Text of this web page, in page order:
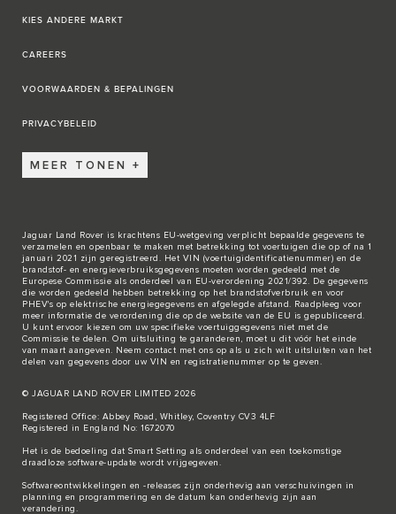
KIES ANDERE MARKT
CAREERS
VOORWAARDEN & BEPALINGEN
PRIVACYBELEID
MEER TONEN
Jaguar Land Rover is krachtens EU-wetgeving verplicht bepaalde gegevens te
verzamelen en openbaar te maken met betrekking tot voertuigen die op of na 1
januari 2021 zijn geregistreerd. Het VIN (voertuigidentificatienummer) en de
brandstof- en energieverbruiksgegevens moeten worden gedeeld met de
Europese Commissie als onderdeel van EU-verordening 2021/392. De gegevens
die worden gedeeld hebben betrekking op het brandstofverbruik en voor
PHEV's op elektrische energiegegevens en afgelegde afstand. Raadpleeg voor
meer informatie de verordening die op de website van de EU is gepubliceerd.
U kunt ervoor kiezen om uw specifieke voertuiggegevens niet met de
Commissie te delen. Om uitsluiting te garanderen, moet u dit vóór het einde
van maart aangeven. Neem contact met ons op als u zich wilt uitsluiten van het
delen van gegevens door uw VIN en registratienummer op te geven.
© JAGUAR LAND ROVER LIMITED 2026
Registered Office: Abbey Road, Whitley, Coventry CV3 4LF
Registered in England No: 1672070
Het is de bedoeling dat Smart Setting als onderdeel van een toekomstige
draadloze software-update wordt vrijgegeven.
Softwareontwikkelingen en -releases zijn onderhevig aan verschuivingen in
planning en programmering en de datum kan onderhevig zijn aan
verandering.